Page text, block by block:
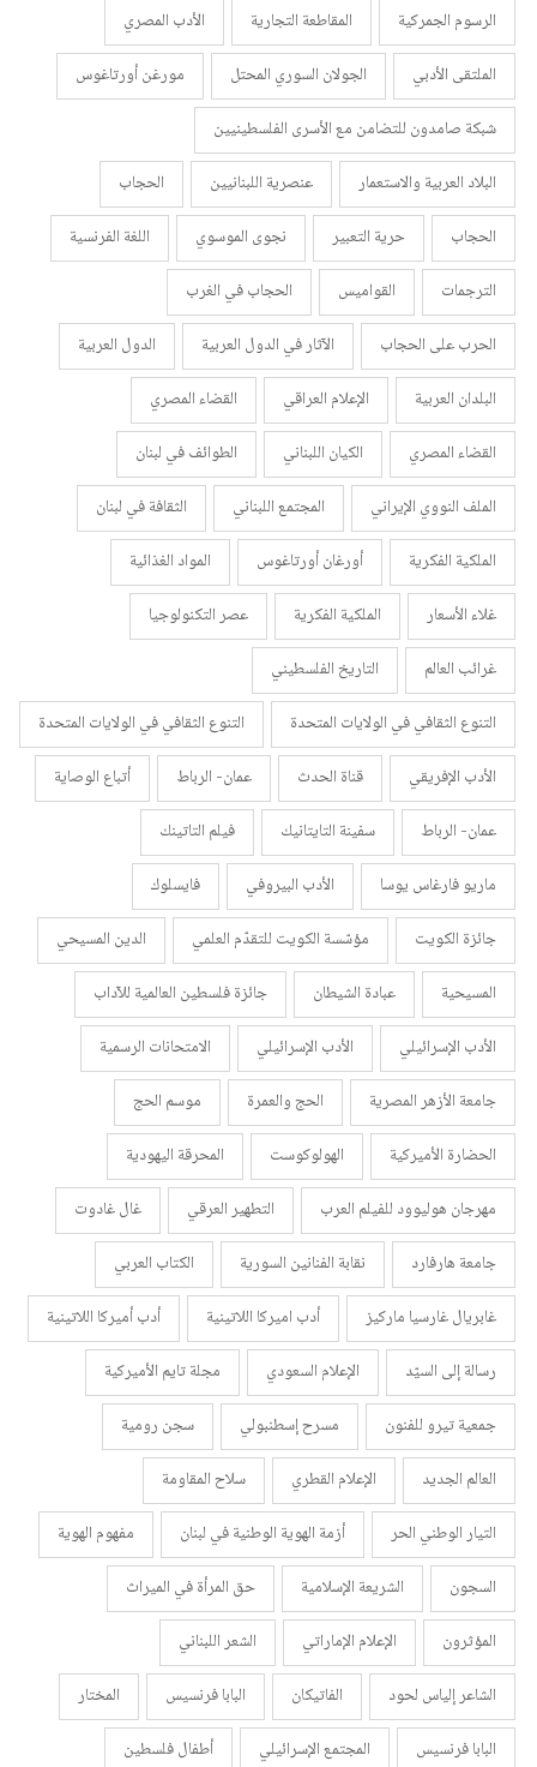
الرسوم الجمركية
المقاطعة التجارية
الأدب المصري
الملتقى الأدبي
الجولان السوري المحتل
مورغن أورتاغوس
شبكة صامدون للتضامن مع الأسرى الفلسطينيين
البلاد العربية والاستعمار
عنصرية اللبنانيين
الحجاب
الحجاب
حرية التعبير نجوى الموسوي
اللغة الفرنسية
الترجمات
القواميس
الحجاب في الغرب
الحرب على الحجاب
الآثار في الدول العربية
الدول العربية
البلدان العربية
الإعلام العراقي
القضاء المصري
القضاء المصري
الكيان اللبناني
الطوائف في لبنان
الملف النووي الإيراني
المجتمع اللبناني
الثقافة في لبنان
الملكية الفكرية
أورغان أورتاغوس
المواد الغذائية
غلاء الأسعار
الملكية الفكرية
عصر التكنولوجيا
غرائب العالم
التاريخ الفلسطيني
التنوع الثقافي في الولايات المتحدة
التنوع الثقافي في الولايات المتحدة
الأدب الإفريقي
قناة الحدث عمان- الرباط
أتباع الوصاية
عمان- الرباط
سفينة التايتانيك
فيلم التاتينك
ماريو فارغاس يوسا
الأدب البيروفي
فايسلوك
جائزة الكويت
مؤسّسة الكويت للتقدّم العلمي
الدين المسيحي
المسيحية
عبادة الشيطان
جائزة فلسطين العالمية للآداب
الأدب الإسرائيلي
الأدب الإسرائيلي
الامتحانات الرسمية
جامعة الأزهر المصرية
الحج والعمرة
موسم الحج
الحضارة الأميركية
الهولوكوست
المحرقة اليهودية
مهرجان هوليوود للفيلم العرب
التطهير العرقي
غال غادوت
جامعة هارفارد
نقابة الفنانين السورية
الكتاب العربي
غابريال غارسيا ماركيز
أدب اميركا اللاتينية
أدب أميركا اللاتينية
رسالة إلى السيّد
الإعلام السعودي
مجلة تايم الأميركية
جمعية تيرو للفنون
مسرح إسطنبولي
سجن رومية
العالم الجديد
الإعلام القطري
سلاح المقاومة
التيار الوطني الحر
أزمة الهوية الوطنية في لبنان
مفهوم الهوية
السجون
الشريعة الإسلامية
حق المرأة في الميراث
المؤثرون
الإعلام الإماراتي
الشعر اللبناني
الشاعر إلياس لحود
الفاتيكان البابا فرنسيس
المختار
البابا فرنسيس
المجتمع الإسرائيلي أطفال فلسطين